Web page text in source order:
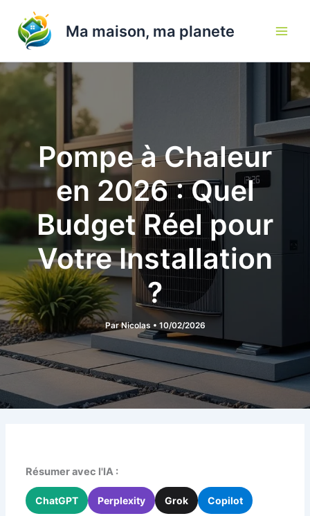
contenu
Ma maison, ma planete
Pompe à Chaleur
en 2026 : Quel
Budget Réel pour
Votre Installation
?
ParNicolas • 10/02/2026
Résumer avec l'IA :
ChatGPT Perplexity Grok Copilot